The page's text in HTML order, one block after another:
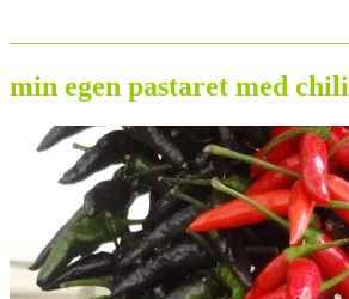
min egen pastaret med chili